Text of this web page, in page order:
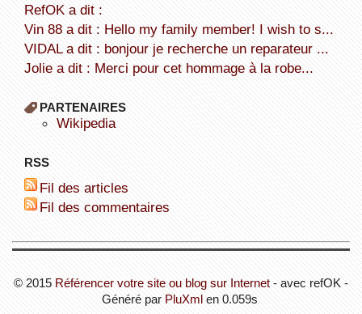
refOK a dit :
Vin 88 a dit : Hello my family member! I wish to s...
VIDAL a dit : bonjour je recherche un reparateur ...
Jolie a dit : Merci pour cet hommage à la robe...
PARTENAIRES
wikipedia
RSS
Fil des articles
Fil des commentaires
© 2015 Référencer votre site ou blog sur Internet - avec refOK -
Généré par PluXmlen 0.059s